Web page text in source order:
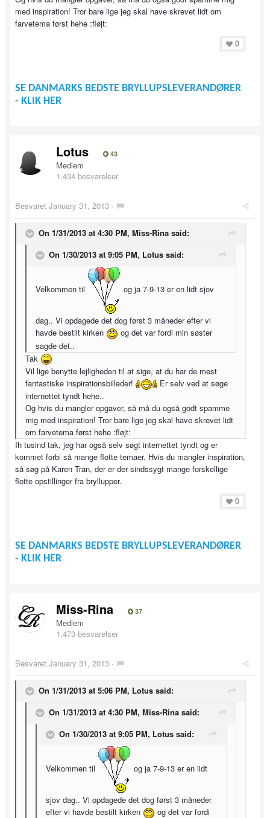
med inspiration! Tror bare lige jeg skal have skrevet lidt om
farvetema først hehe :fløjt:
0
SE DANMARKS BEDSTE BRYLLUPSLEVERANDØRER
- KLIK HER
Lotus 43
Medlem
1,434 besvarelser
Besvaret January 31, 2013 ·
On 1/31/2013 at 4:30 PM, Miss-Rina said:
On 1/30/2013 at 9:05 PM, Lotus said:
Velkommen til og ja 7-9-13 er en lidt sjov
dag.. Vi opdagede det dog først 3 måneder efter vi
havde bestilt kirken
og det var fordi min søster
sagde det..
Tak
Vil lige benytte lejligheden til at sige, at du har de mest
fantastiske inspirationsbilleder!
Er selv ved at søge
internettet tyndt hehe..
Og hvis du mangler opgaver, så må du også godt spamme
mig med inspiration! Tror bare lige jeg skal have skrevet lidt
om farvetema først hehe :fløjt:
Ih tusind tak, jeg har også selv søgt internettet tyndt og er
kommet forbi så mange flotte temaer. Hvis du mangler inspiration,
så søg på Karen Tran, der er der sindssygt mange forskellige
flotte opstillinger fra bryllupper.
0
SE DANMARKS BEDSTE BRYLLUPSLEVERANDØRER
- KLIK HER
Miss-Rina 37
Medlem
1,473 besvarelser
Besvaret January 31, 2013 ·
On 1/31/2013 at 5:06 PM, Lotus said:
On 1/31/2013 at 4:30 PM, Miss-Rina said:
On 1/30/2013 at 9:05 PM, Lotus said:
Velkommen til og ja 7-9-13 er en lidt
sjov dag.. Vi opdagede det dog først 3 måneder
efter vi havde bestilt kirken
og det var fordi